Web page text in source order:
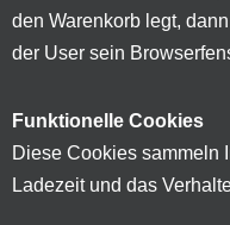
den Warenkorb legt,
der User sein
Funktionelle Cookies
Diese Cookies sammeln
Ladezeit und das